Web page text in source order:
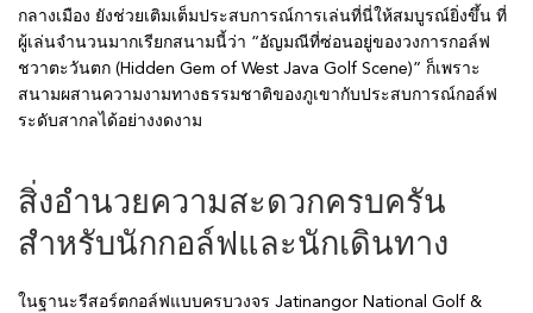
กลางเมือง ยังช่วยเติมเต็มประสบการณ์การเล่นที่นี่ให้สมบูรณ์ยิ่งขึ้น ที่
ผู้เล่นจำนวนมากเรียกสนามนี้ว่า “อัญมณีที่ซ่อนอยู่ของวงการกอล์ฟ
ชวาตะวันตก (Hidden Gem of West Java Golf Scene)” ก็เพราะ
สนามผสานความงามทางธรรมชาติของภูเขากับประสบการณ์กอล์ฟ
ระดับสากลได้อย่างงดงาม
สิ่งอำนวยความสะดวกครบครัน
สำหรับนักกอล์ฟและนักเดินทาง
ในฐานะรีสอร์ตกอล์ฟแบบครบวงจร Jatinangor National Golf &